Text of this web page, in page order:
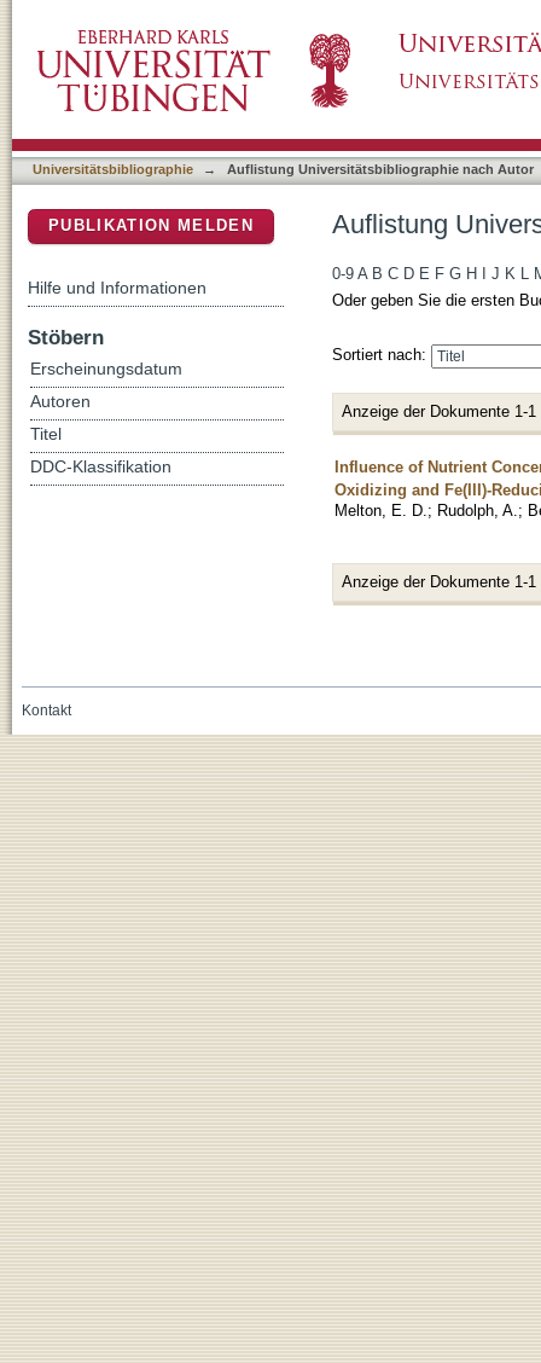
Universitätsbibliographie → Auflistung Universitätsbibliographie nach Autor
Auflistung
0-9 A B C D E F G H J K L
Oder geben Sie die ersten
Sortiert nach:
Anzeige der Dokumente 1-1
Influence of Nutrient
Oxidizing and Fe(III)-
Melton, E. D. ; Rudolph, A. ;
Anzeige der Dokumente 1-1
PUBLIKATION MELDEN
Hilfe und Informationen
Stöbern
Erscheinungsdatum
Autoren
Titel
DDC-Klassifikation
Kontakt